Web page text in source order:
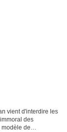
vient d'interdire les
des
de